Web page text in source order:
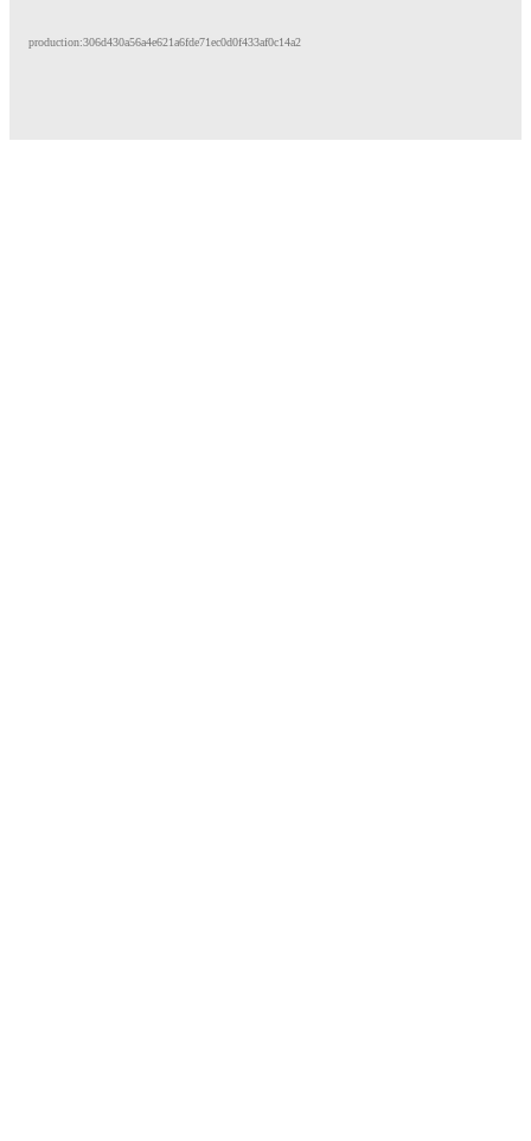
production:306d430a56a4e621a6fde71ec0d0f433af0c14a2